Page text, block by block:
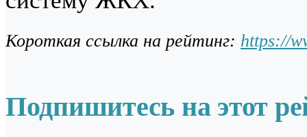
Короткая ссылка на рейтинг: https://
Подпишитесь на этот